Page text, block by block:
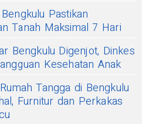
Pastikan
Tanah Maksimal 7 Hari
Bengkulu Digenjot, Dinkes
Kesehatan Anak
Tangga di Bengkulu
Furnitur dan Perkakas